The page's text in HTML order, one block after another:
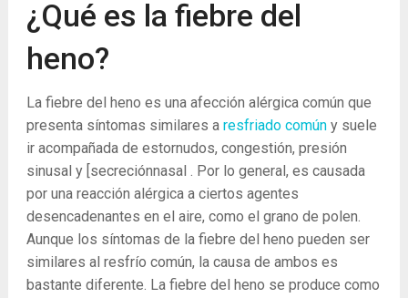
¿Qué es la fiebre del
heno?
La fiebre del heno es una afección alérgica común que
presenta síntomas similares a resfriado común y suele
ir acompañada de estornudos, congestión, presión
sinusal y [secreciónnasal . Por lo general, es causada
por una reacción alérgica a ciertos agentes
desencadenantes en el aire, como el grano de polen.
Aunque los síntomas de la fiebre del heno pueden ser
similares al resfrío común, la causa de ambos es
bastante diferente. La fiebre del heno se produce como